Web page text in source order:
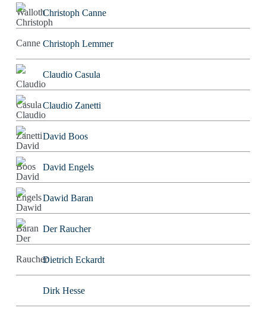
Christoph Canne
Christoph Lemmer
Claudio Casula
Claudio Zanetti
David Boos
David Engels
Dawid Baran
Der Raucher
Dietrich Eckardt
Dirk Hesse